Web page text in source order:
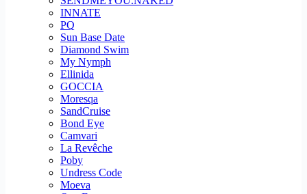
INNATE
PQ
Sun Base Date
Diamond Swim
My Nymph
Ellinida
GOCCIA
Moresqa
SandCruise
Bond Eye
Camvari
La Revêche
Poby
Undress Code
Moeva